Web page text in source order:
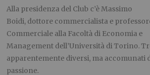
Alla presidenza del Club c’è Massimo
Boidi, dottore commercialista e
Commerciale alla Facoltà di Economia e
Management dell’Università di Torino.
apparentemente diversi, ma accomunati
passione.